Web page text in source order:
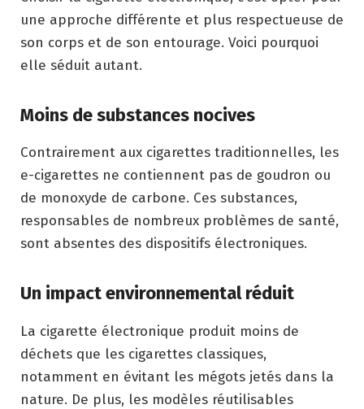
une approche différente et plus respectueuse de
son corps et de son entourage. Voici pourquoi
elle séduit autant.
Moins de substances nocives
Contrairement aux cigarettes traditionnelles, les
e-cigarettes ne contiennent pas de goudron ou
de monoxyde de carbone. Ces substances,
responsables de nombreux problèmes de santé,
sont absentes des dispositifs électroniques.
Un impact environnemental réduit
La cigarette électronique produit moins de
déchets que les cigarettes classiques,
notamment en évitant les mégots jetés dans la
nature. De plus, les modèles réutilisables